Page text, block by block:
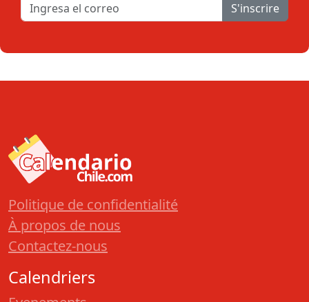
S'inscrire
Politique de confidentialité
À propos de nous
Contactez-nous
Calendriers